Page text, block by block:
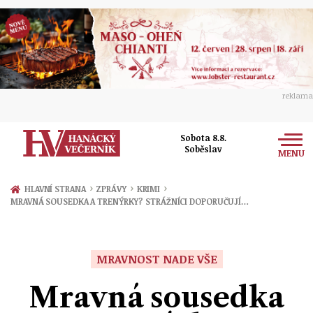
reklama
Sobota 8.8.
Soběslav
MENU
Zprávy
Přerov
Ekonomika
Ženy
Sport
HLAVNÍ STRANA › ZPRÁVY › KRIMI ›
MRAVNÁ SOUSEDKA A TRENÝRKY? STRÁŽNÍCI DOPORUČUJÍ…
MRAVNOST NADE VŠE
Mravná sousedka